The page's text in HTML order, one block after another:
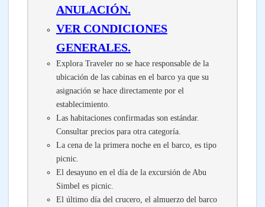
ANULACIÓN.
VER CONDICIONES
GENERALES.
Explora Traveler no se hace responsable de la
ubicación de las cabinas en el barco ya que su
asignación se hace directamente por el
establecimiento.
Las habitaciones confirmadas son estándar.
Consultar precios para otra categoría.
La cena de la primera noche en el barco, es tipo
picnic.
El desayuno en el día de la excursión de Abu
Simbel es picnic.
El último día del crucero, el almuerzo del barco